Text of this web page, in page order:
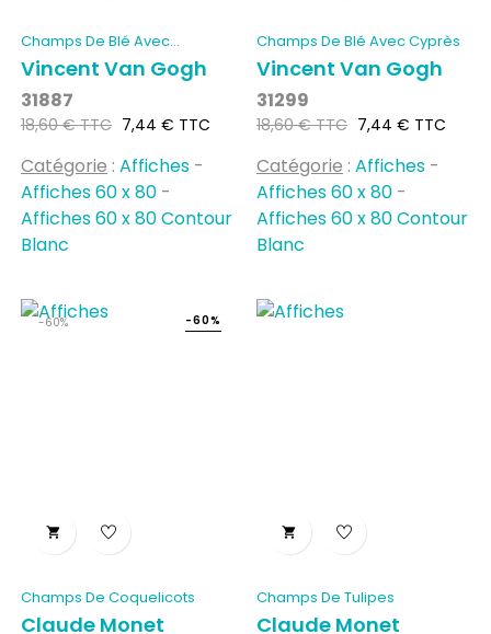
Champs De Blé Avec
Corbeaux
Vincent Van Gogh
31887
Prix
18,60 € TTC Prix
7,44 € TTC
Catégorie : Affiches -
Affiches 60 x 80 -
Affiches 60 x 80 Contour
Blanc
Champs De Blé Avec Cyprès
Vincent Van Gogh
31299
Prix
18,60 € TTC Prix
7,44 € TTC
Catégorie : Affiches -
Affiches 60 x 80 -
Affiches 60 x 80 Contour
Blanc
-60%

Champs De Coquelicots
Claude Monet
-60%

Champs De Tulipes
Claude Monet